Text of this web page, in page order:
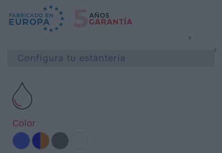
3
opiniones
Configura tu estantería
Color